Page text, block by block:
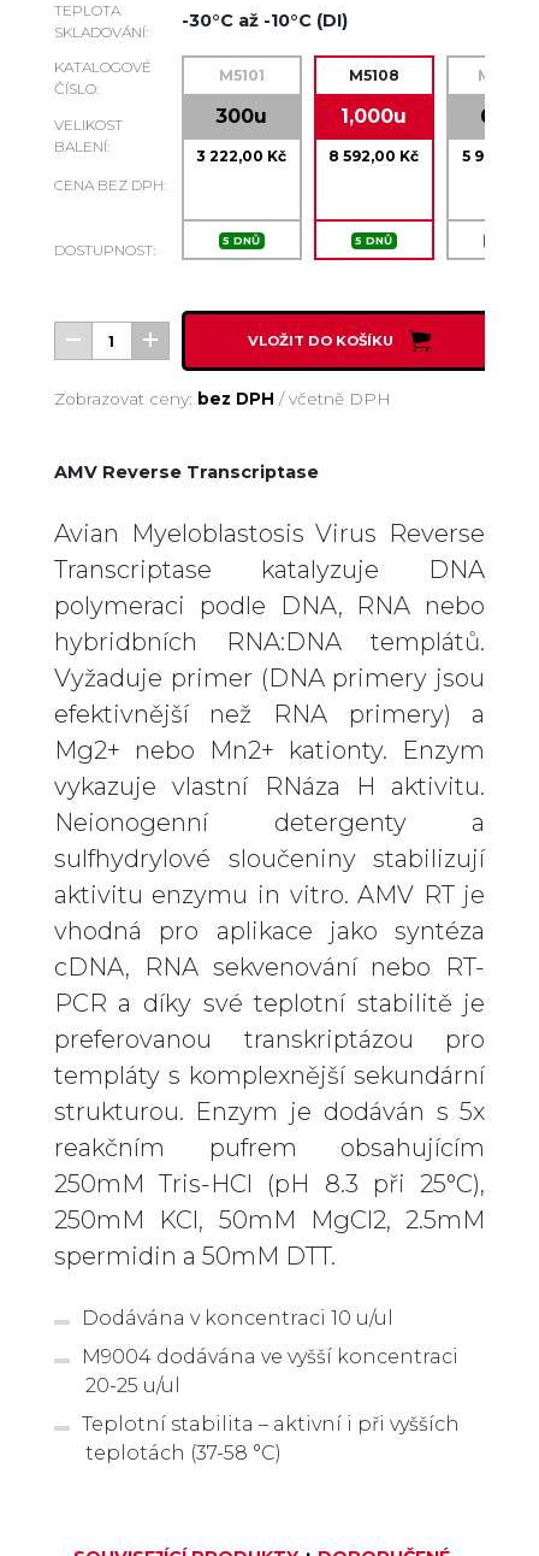
TEPLOTA
SKLADOVÁNÍ:
-30°C až -10°C (DI)
KATALOGOVÉ
ČÍSLO:
M5101
300u
3 222,00 Kč
5 DNŮ
M5108
1,000u
8 592,00 Kč
5 DNŮ
M9004
600u
5 976,00
VELIKOST
BALENÍ:
CENA BEZ DPH:
DOSTUPNOST:
VLOŽIT DO KOŠÍKU
Zobrazovat ceny: bez DPH /včetně DPH
AMV Reverse Transcriptase
Avian Myeloblastosis Virus Reverse
Transcriptase katalyzuje DNA
polymeraci podle DNA, RNA nebo
hybridbních RNA:DNA templátů.
Vyžaduje primer (DNA primery jsou
efektivnější než RNA primery) a
Mg2+ nebo Mn2+ kationty. Enzym
vykazuje vlastní RNáza H aktivitu.
Neionogenní detergenty a
sulfhydrylové sloučeniny stabilizují
aktivitu enzymu in vitro. AMV RT je
vhodná pro aplikace jako syntéza
cDNA, RNA sekvenování nebo RT-
PCR a díky své teplotní stabilitě je
preferovanou transkriptázou pro
templáty s komplexnější sekundární
strukturou. Enzym je dodáván s 5x
reakčním pufrem obsahujícím
250mM Tris-HCl (pH 8.3 při 25°C),
250mM KCl, 50mM MgCl2, 2.5mM
spermidin a 50mM DTT.
Dodávána v koncentraci 10 u/ul
M9004 dodávána ve vyšší koncentraci
20-25 u/ul
Teplotní stabilita – aktivní i při vyšších
teplotách (37-58 °C)